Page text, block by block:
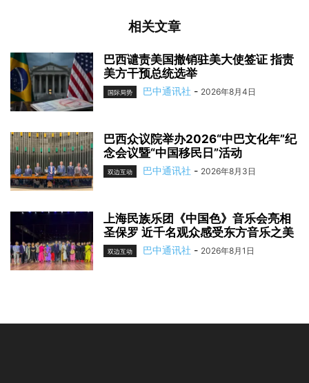
相关文章
巴西谴责美国撤销驻美大使签证 指责
美方干预总统选举
国际局势 巴中通讯社 - 2026年8月4日
巴西众议院举办2026“中巴文化年”纪
念会议暨“中国移民日”活动
双边互动 巴中通讯社 - 2026年8月3日
上海民族乐团《中国色》音乐会亮相
圣保罗 近千名观众感受东方音乐之美
双边互动 巴中通讯社 - 2026年8月1日